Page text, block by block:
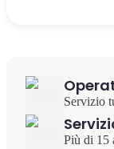
Servizio
Più di 15